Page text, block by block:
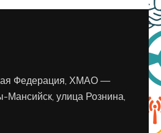
Федерация, ХМАО —
Мансийск, улица Рознина,